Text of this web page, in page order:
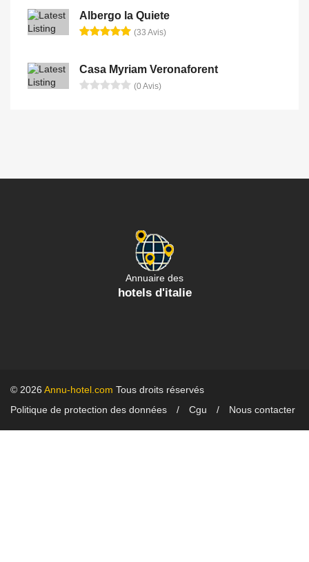
Albergo la Quiete
(33 Avis)
Casa Myriam Veronaforent
(0 Avis)
Annuaire des
hotels d'italie
© 2026 Annu-hotel.com Tous droits réservés
Politique de protection des données
Cgu Nous contacter